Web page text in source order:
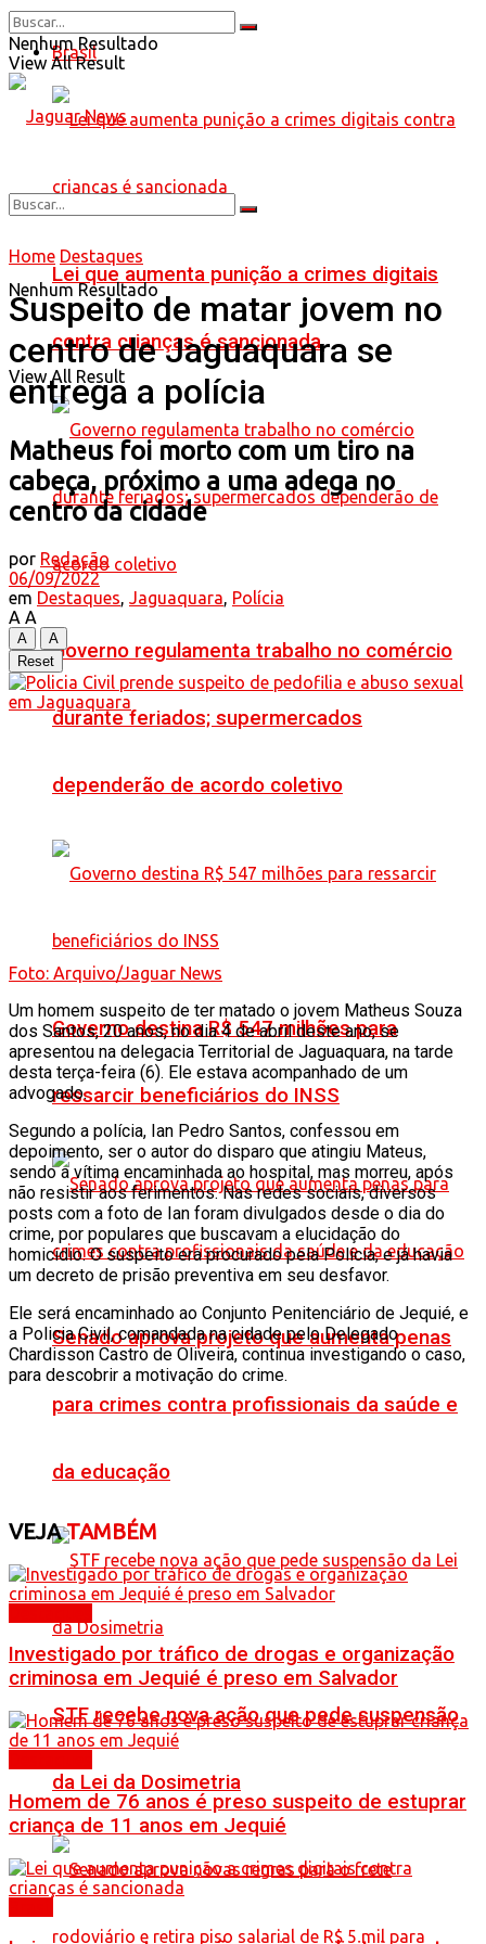
Brasil
Lei que aumenta punição a crimes digitais
contra crianças é sancionada
Governo regulamenta trabalho no comércio
durante feriados; supermercados
dependerão de acordo coletivo
Governo destina R$ 547 milhões para
ressarcir beneficiários do INSS
Senado aprova projeto que aumenta penas
para crimes contra profissionais da saúde e
da educação
STF recebe nova ação que pede suspensão
da Lei da Dosimetria
Nenhum Resultado
View All Result
Nenhum Resultado
View All Result
Home Destaques
Suspeito de matar jovem no
centro de Jaguaquara se
entrega a polícia
Matheus foi morto com um tiro na
cabeça, próximo a uma adega no
centro da cidade
por Redação
06/09/2022
em Destaques, Jaguaquara, Polícia
A A
A
A
Reset
Foto: Arquivo/Jaguar News
Um homem suspeito de ter matado o jovem Matheus Souza
dos Santos, 20 anos, no dia 4 de abril deste ano, se
apresentou na delegacia Territorial de Jaguaquara, na tarde
desta terça-feira (6). Ele estava acompanhado de um
advogado.
Segundo a polícia, Ian Pedro Santos, confessou em
depoimento, ser o autor do disparo que atingiu Mateus,
sendo a vítima encaminhada ao hospital, mas morreu, após
não resistir aos ferimentos. Nas redes sociais, diversos
posts com a foto de Ian foram divulgados desde o dia do
crime, por populares que buscavam a elucidação do
homicidio. O suspeito era procurado pela Polícia, e já havia
um decreto de prisão preventiva em seu desfavor.
Ele será encaminhado ao Conjunto Penitenciário de Jequié, e
a Policia Civil, comandada na cidade pelo Delegado
Chardisson Castro de Oliveira, continua investigando o caso,
para descobrir a motivação do crime.
VEJATAMBÉM
Investigado por tráfico de drogas e organização
criminosa em Jequié é preso em Salvador
Homem de 76 anos é preso suspeito de estuprar
criança de 11 anos em Jequié